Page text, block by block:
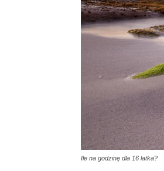
Ile na godzinę dla 16 latka?